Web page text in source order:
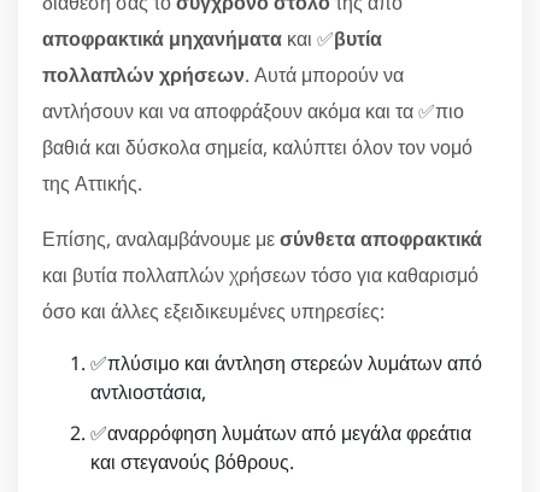
αποφρακτικά μηχανήματα και ✅βυτία
πολλαπλών χρήσεων. Αυτά μπορούν να
αντλήσουν και να αποφράξουν ακόμα και τα ✅πιο
βαθιά και δύσκολα σημεία, καλύπτει όλον τον νομό
της Αττικής.
Επίσης, αναλαμβάνουμε μεσύνθετα αποφρακτικά
και βυτία πολλαπλών χρήσεων τόσο για καθαρισμό
όσο και άλλες εξειδικευμένες υπηρεσίες:
✅πλύσιμο και άντληση στερεών λυμάτων από
αντλιοστάσια,
✅αναρρόφηση λυμάτων από μεγάλα φρεάτια
και στεγανούς βόθρους.